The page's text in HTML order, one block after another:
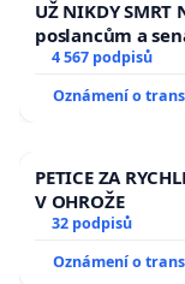
UŽ NIKDY SMRT
poslancům a
aby se tragédie
4 567 podpisů
Oznámení o
PETICE ZA
V OHROŽE
32 podpisů
Oznámení o